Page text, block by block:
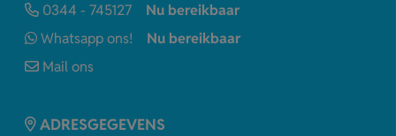
0344 - 745127
Nu bereikbaar
Whatsapp ons!
Nu bereikbaar
Mail ons
ADRESGEGEVENS